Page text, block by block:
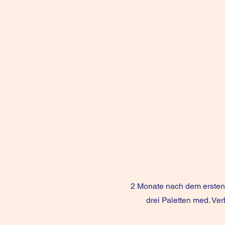
2 Monate nach dem
drei Paletten med.